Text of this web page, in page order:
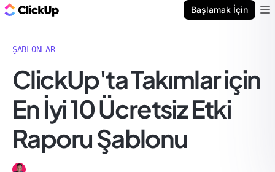
Başlamak İçin
ŞABLONLAR
ClickUp'ta Takımlar için
En İyi 10 Ücretsiz Etki
Raporu Şablonu